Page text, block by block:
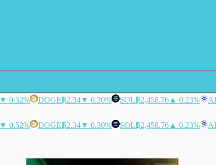
▼ 0.52% DOGE฿2.34▼ 0.30% SOL฿2,458.76 ▲ 0.23%
▼ 0.52% DOGE฿2.34▼ 0.30% SOL฿2,458.76 ▲ 0.23%